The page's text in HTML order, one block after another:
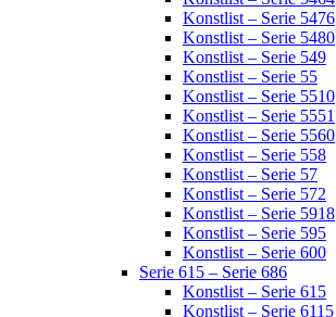
Konstlist – Serie 5476
Konstlist – Serie 5480
Konstlist – Serie 549
Konstlist – Serie 55
Konstlist – Serie 5510
Konstlist – Serie 5551
Konstlist – Serie 5560
Konstlist – Serie 558
Konstlist – Serie 57
Konstlist – Serie 572
Konstlist – Serie 5918
Konstlist – Serie 595
Konstlist – Serie 600
Serie 615 – Serie 686
Konstlist – Serie 615
Konstlist – Serie 6115